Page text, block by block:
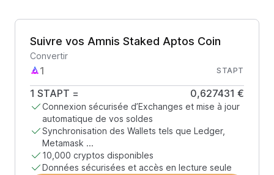
Suivre vos Amnis Staked Aptos Coin
Convertir
STAPT
1 STAPT = 0,627431 €
Connexion sécurisée d’Exchanges et mise à jour
automatique de vos soldes
Synchronisation des Wallets tels que Ledger,
Metamask ...
10,000 cryptos disponibles
Données sécurisées et accès en lecture seule